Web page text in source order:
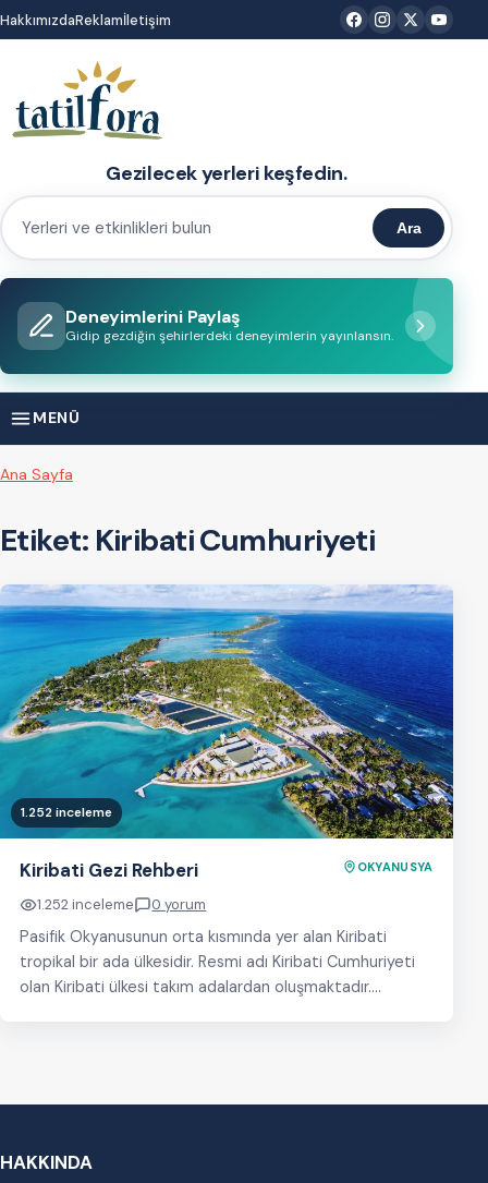
İçeriğe
atla
HakkımızdaReklamİletişim
Gezilecek yerleri keşfedin.
Yerleri
etkinlikleri
bulun
Ara
Deneyimlerini Paylaş
Gidip gezdiğin şehirlerdeki deneyimlerin yayınlansın.
MENÜ
Ana Sayfa
Etiket: Kiribati Cumhuriyeti
1.252 inceleme
Kiribati Gezi Rehberi OKYANUSYA
1.252 inceleme 0 yorum
Pasifik Okyanusunun orta kısmında yer alan Kiribati
tropikal bir ada ülkesidir. Resmi adı Kiribati Cumhuriyeti
olan Kiribati ülkesi takım adalardan oluşmaktadır.
HAKKINDA